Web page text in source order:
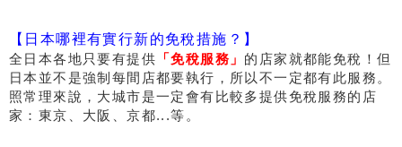
【日本哪裡有實行新的免稅措施？】
全日本各地只要有提供 「免稅服務」 的店家就都能免稅！但
日本並不是強制每間店都要執行，所以不一定都有此服務。
照常理來說，大城市是一定會有比較多提供免稅服務的店
家：東京、大阪、京都...等。